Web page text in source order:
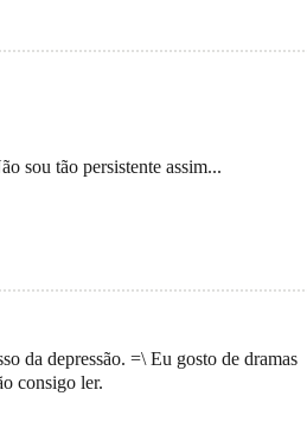
sou tão persistente assim...
da depressão. =\ Eu gosto de dramas
consigo ler.